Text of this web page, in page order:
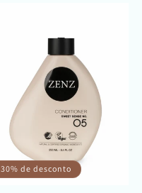
30% de desconto